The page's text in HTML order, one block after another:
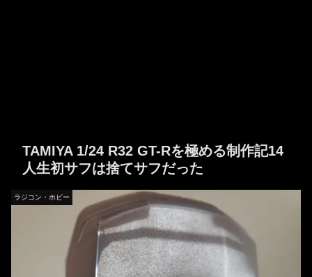
TAMIYA 1/24 R32 GT-Rを極める制作記14
人生初サフは捨てサフだった
ラジコン・ホビー